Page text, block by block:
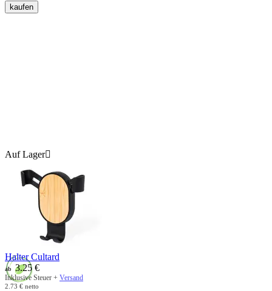
kaufen
Auf Lager
Halter Cultard
ab 3.25 €
Inklusive Steuer + Versand
2.73 € netto